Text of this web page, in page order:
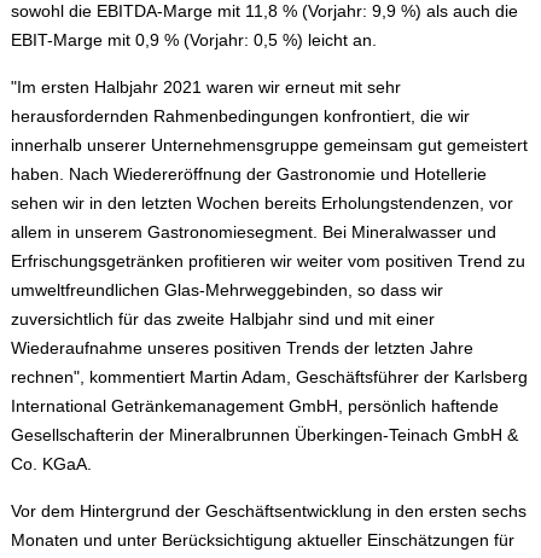
sowohl die EBITDA-Marge mit 11,8 % (Vorjahr: 9,9 %) als auch die
EBIT-Marge mit 0,9 % (Vorjahr: 0,5 %) leicht an.
"Im ersten Halbjahr 2021 waren wir erneut mit sehr
herausfordernden Rahmenbedingungen konfrontiert, die wir
innerhalb unserer Unternehmensgruppe gemeinsam gut gemeistert
haben. Nach Wiedereröffnung der Gastronomie und Hotellerie
sehen wir in den letzten Wochen bereits Erholungstendenzen, vor
allem in unserem Gastronomiesegment. Bei Mineralwasser und
Erfrischungsgetränken profitieren wir weiter vom positiven Trend zu
umweltfreundlichen Glas-Mehrweggebinden, so dass wir
zuversichtlich für das zweite Halbjahr sind und mit einer
Wiederaufnahme unseres positiven Trends der letzten Jahre
rechnen", kommentiert Martin Adam, Geschäftsführer der Karlsberg
International Getränkemanagement GmbH, persönlich haftende
Gesellschafterin der Mineralbrunnen Überkingen-Teinach GmbH &
Co. KGaA.
Vor dem Hintergrund der Geschäftsentwicklung in den ersten sechs
Monaten und unter Berücksichtigung aktueller Einschätzungen für